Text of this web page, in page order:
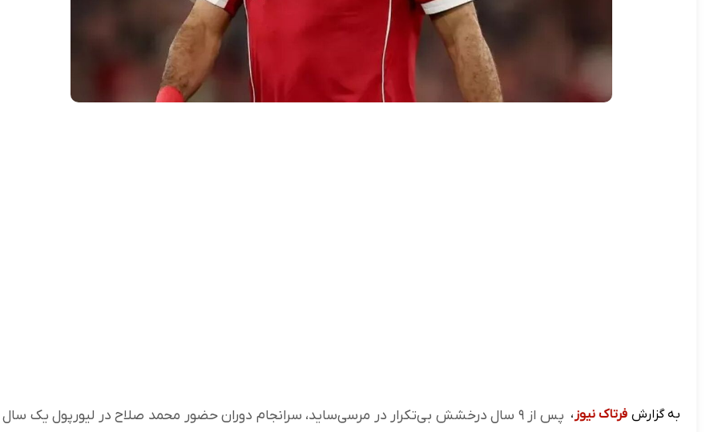
به گزارش فرتاک نیوز ،
پس از ۹ سال درخشش بی‌تکرار در مرسی‌ساید، سرانجام دوران حضور محمد صلاح در لیورپول یک سال